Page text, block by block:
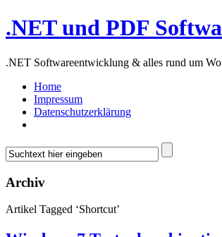
.NET und PDF
.NET Softwareentwicklung & alles rund um
Home
Impressum
Datenschutzerklärung
Archiv
Artikel Tagged ‘Shortcut’